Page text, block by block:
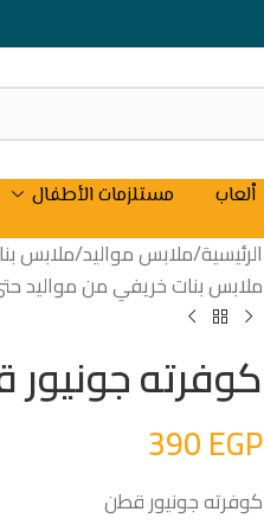
اْلعاب مستلزمات الأطفال
الرئيسية/ملابس مواليد/ملابس
ملابس بنات خريفي من مواليد
كوفرته
390EGP
كوفرته جونيور قطن